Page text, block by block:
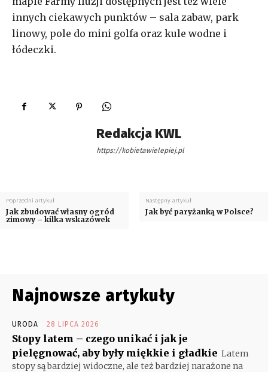
innych ciekawych punktów – sala zabaw, park
linowy, pole do mini golfa oraz kule wodne i
łódeczki.
Redakcja KWL
https://kobietawielepiej.pl
Poprzedni artykuł
Jak zbudować własny ogród
zimowy – kilka wskazówek
Następny artykuł
Jak być paryżanką w Polsce?
Najnowsze artykuły
URODA 28 LIPCA 2026
Stopy latem – czego unikać i jak je
pielęgnować, aby były miękkie i gładkie Latem
stopy są bardziej widoczne, ale też bardziej narażone na